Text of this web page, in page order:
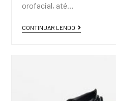
orofacial, até…
CONTINUAR LENDO